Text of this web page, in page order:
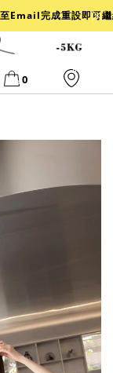
Email完成重設即可
0